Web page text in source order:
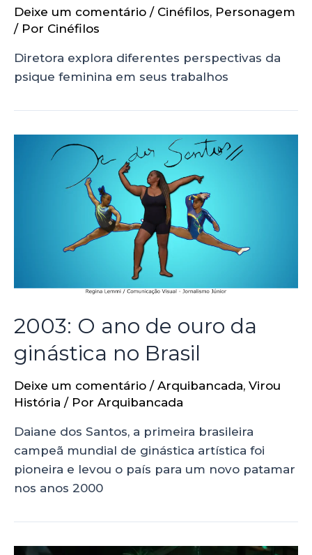
Deixe um comentário / Cinéfilos, Personagem
/ Por Cinéfilos
Diretora explora diferentes perspectivas da
psique feminina em seus trabalhos
2003: O ano de ouro da
ginástica no Brasil
Deixe um comentário / Arquibancada, Virou
História / Por Arquibancada
Daiane dos Santos, a primeira brasileira
campeã mundial de ginástica artística foi
pioneira e levou o país para um novo patamar
nos anos 2000